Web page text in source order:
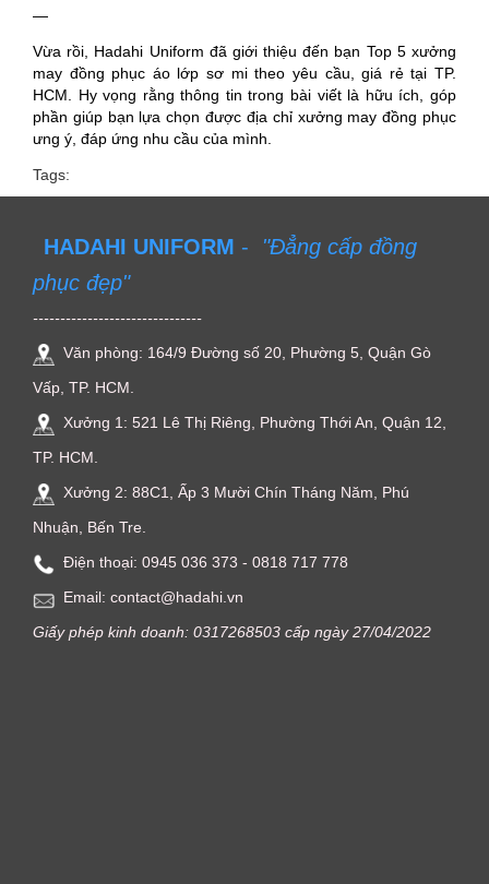
—
Vừa rồi, Hadahi Uniform đã giới thiệu đến bạn Top 5 xưởng
may đồng phục áo lớp sơ mi theo yêu cầu, giá rẻ tại TP.
HCM. Hy vọng rằng thông tin trong bài viết là hữu ích, góp
phần giúp bạn lựa chọn được địa chỉ xưởng may đồng phục
ưng ý, đáp ứng nhu cầu của mình.
Tags:
HADAHI UNIFORM - "Đẳng cấp đồng
phục đẹp"
-------------------------------
Văn phòng: 164/9 Đường số 20, Phường 5, Quận Gò
Vấp, TP. HCM.
Xưởng 1: 521 Lê Thị Riêng, Phường Thới An, Quận 12,
TP. HCM.
Xưởng 2: 88C1, Ấp 3 Mười Chín Tháng Năm, Phú
Nhuận, Bến Tre.
Điện thoại: ‭0945 036 373‬ - 0818 717 778
Email: contact@hadahi.vn
Giấy phép kinh doanh: 0317268503 cấp ngày 27/04/2022